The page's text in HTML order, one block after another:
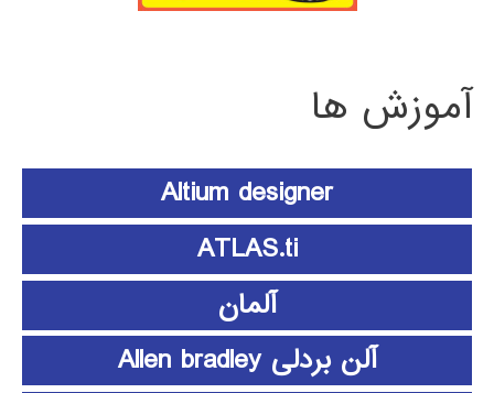
آموزش ها
Altium designer
ATLAS.ti
آلمان
آلن بردلی Allen bradley